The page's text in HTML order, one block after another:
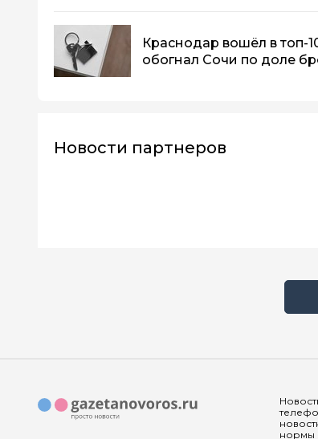
Краснодар вошёл в топ-
обогнал Сочи по доле
Новости партнеров
нормы